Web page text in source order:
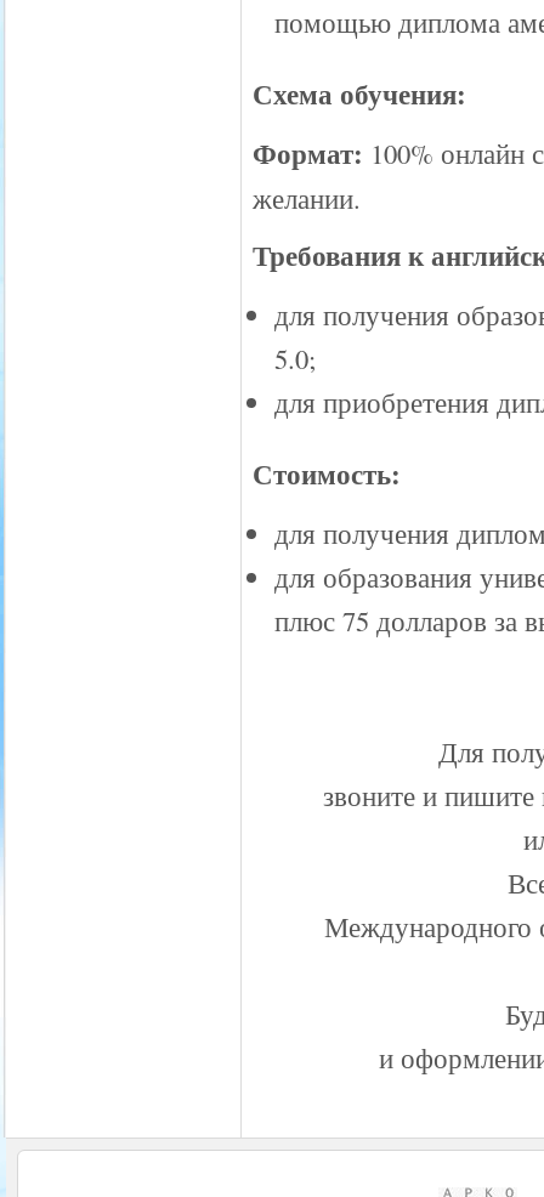
помощью диплома
Схема обучения:
Формат: 100% онлайн
желании.
Требования к
для получения
5.0;
для приобретения
Стоимость:
для получения
для образования
плюс 75 долларов за
Для
звоните и
и